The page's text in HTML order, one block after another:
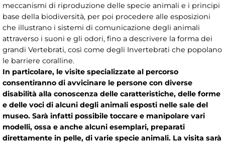
meccanismi di riproduzione delle specie animali e i principi
base della biodiversità, per poi procedere alle esposizioni
che illustrano i sistemi di comunicazione degli animali
attraverso i suoni e gli odori, fino a descrivere la forma dei
grandi Vertebrati, così come degli Invertebrati che popolano
le barriere coralline.
In particolare, le visite specializzate al percorso
consentiranno di avvicinare le persone con diverse
disabilità alla conoscenza delle caratteristiche, delle forme
e delle voci di alcuni degli animali esposti nelle sale del
museo. Sarà infatti possibile toccare e manipolare vari
modelli, ossa e anche alcuni esemplari, preparati
direttamente in pelle, di varie specie animali. La visita sarà